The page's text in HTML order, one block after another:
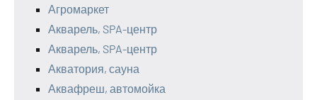
Агромаркет
Акварель, SPA-центр
Акварель, SPA-центр
Акватория, сауна
Аквафреш, автомойка